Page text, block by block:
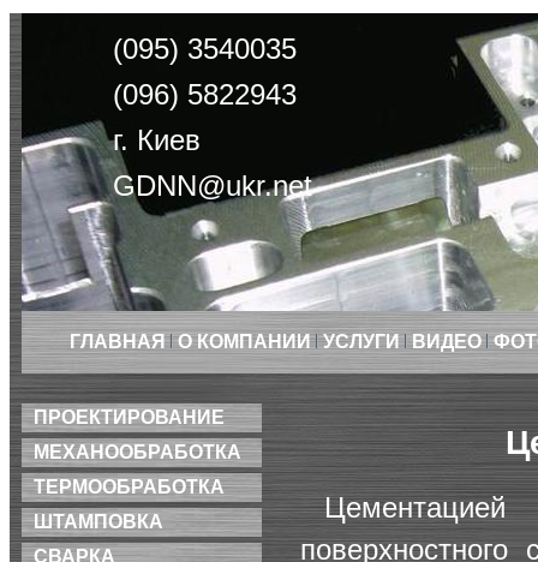
(095) 3540035
(096) 5822943
г. Киев
GDNN@ukr.net
ГЛАВНАЯ О КОМПАНИИ УСЛУГИ ВИДЕО
ПРОЕКТИРОВАНИЕ
МЕХАНООБРАБОТКА
ТЕРМООБРАБОТКА
ШТАМПОВКА
СВАРКА
поверхностного